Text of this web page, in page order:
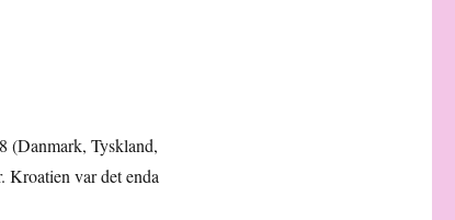
(Danmark, Tyskland,
Kroatien var det enda